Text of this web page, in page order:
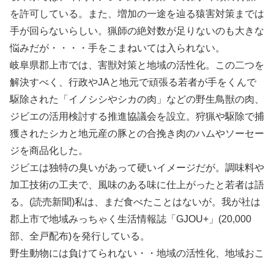
を許可している。また、増加の一途を辿る猿害対策までは
手が回らないらしい。猟師の絶対数が足りないのも大きな
悩みだが・・・・手をこまねいては入られない。
岐阜県郡上市では、害獣対策と地域の活性化。この二つを
解決すべく、行政やJAと地元で頑張る若者が手をくんで
駆除された「イノシシやシカの肉」などの野生鳥獣の肉、
ジビエの活用検討する推進協議会を設立。狩猟や駆除で捕
獲されたシカと地元産の豚との合挽き肉のハムやソーセー
ジを商品化した。
ジビエは独特の臭いがあって硬いイメージだが。調味料や
加工技術の工夫で、風味のある味に仕上がったと若者は語
る。(読売新聞)私は、まだ食べたことはないが。我が社は
郡上市で地域みっちゃく生活情報誌「GJOU+」(20,000
部、全戸配布)を発行している。
野生動物には負けてられない・・地域の活性化、地域おこ